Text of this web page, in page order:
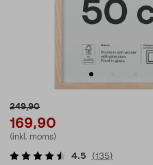
249,90
169,90
(inkl. moms)
4.5 (135)